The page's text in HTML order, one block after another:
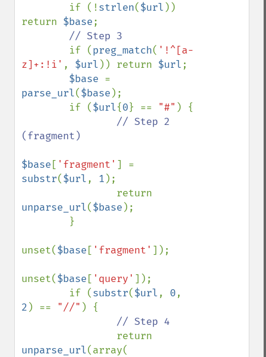
if (!strlen($url ))
return $base;
// Step 3
if (preg_match( '!^[a-
z]+:!i' , $url )) return $url;
$base
parse_url($base );
        if (
$url{0} == "#" ) {
// Step 2
(fragment)
$base [ 'fragment'
substr($url, 1 );
unparse_url($base );
unset($base [ 'fragment' ]);
unset($base [ 'query' ]);
        if (
substr($url, 0
2 ) == "//" ) {
// Step 4
unparse_url(array(